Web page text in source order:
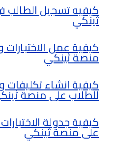
كيفيه تسجيل الطالب
ثينكي
كيفية عمل
منصة ثينكي
كيفية انشاء
للطلاب على منصة
كيفية جدولة
على منصة ثينكي